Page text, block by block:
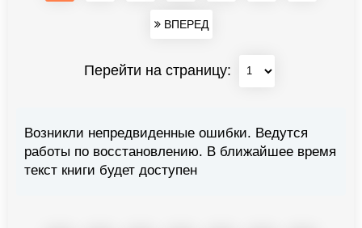
ВПЕРЕД
Перейти на страницу:
Возникли непредвиденные ошибки. Ведутся
работы по восстановлению. В ближайшее время
текст книги будет доступен